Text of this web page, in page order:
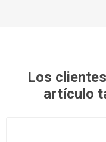
Los
artículo